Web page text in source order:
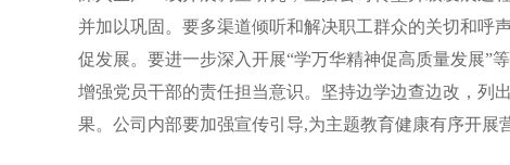
并加以巩固。要多渠道倾听和解决职工群众的关切和呼
促发展。要进一步深入开展“学万华精神促高质量发展”
增强党员干部的责任担当意识。坚持边学边查边改，列
果。公司内部要加强宣传引导,为主题教育健康有序开展